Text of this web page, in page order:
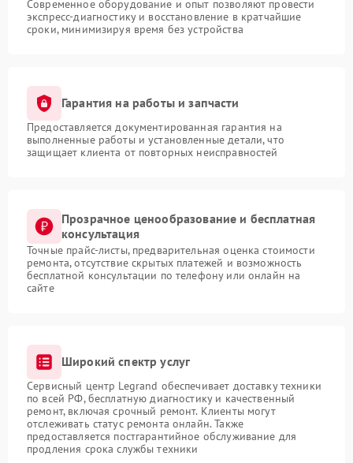
Современное оборудование и опыт позволяют провести
экспресс-диагностику и восстановление в кратчайшие
сроки, минимизируя время без устройства
Гарантия на работы и запчасти
Предоставляется документированная гарантия на
выполненные работы и установленные детали, что
защищает клиента от повторных неисправностей
Прозрачное ценообразование и бесплатная
консультация
Точные прайс-листы, предварительная оценка стоимости
ремонта, отсутствие скрытых платежей и возможность
бесплатной консультации по телефону или онлайн на
сайте
Широкий спектр услуг
Сервисный центр Legrand обеспечивает доставку техники
по всей РФ, бесплатную диагностику и качественный
ремонт, включая срочный ремонт. Клиенты могут
отслеживать статус ремонта онлайн. Также
предоставляется постгарантийное обслуживание для
продления срока службы техники